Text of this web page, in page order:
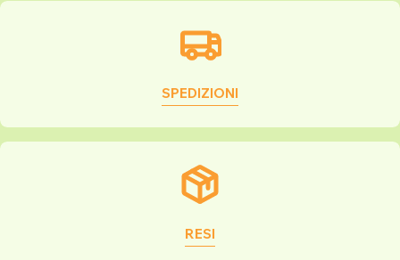
SPEDIZIONI
RESI